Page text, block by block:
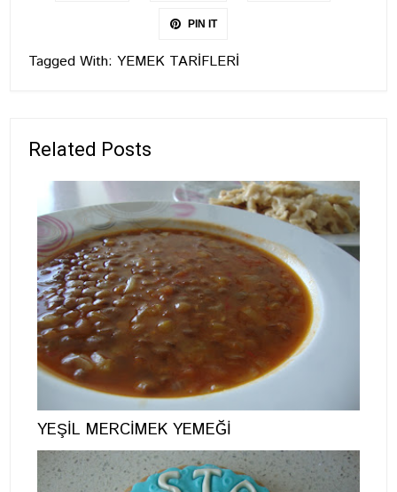
PIN IT
Tagged With:YEMEK TARİFLERİ
Related Posts
YEŞİL MERCİMEK YEMEĞİ